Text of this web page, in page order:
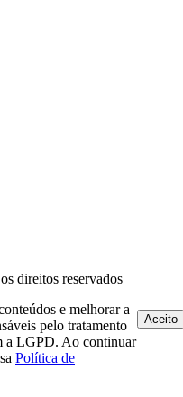
direitos reservados
e melhorar a
pelo tratamento
a LGPD. Ao continuar
Política de
Aceito